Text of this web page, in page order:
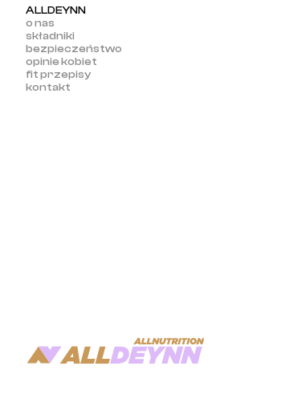
ALLDEYNN
o nas
składniki
bezpieczeństwo
opinie kobiet
fit przepisy
kontakt